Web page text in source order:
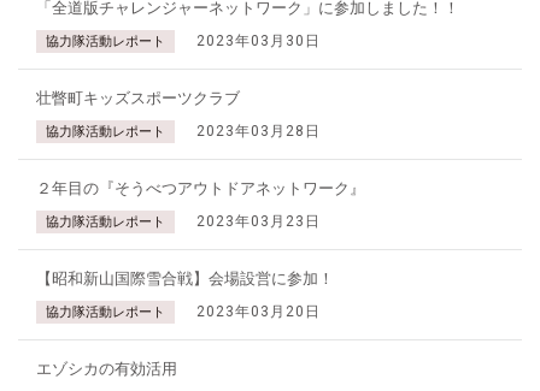
「全道版チャレンジャーネットワーク」に参加しました！！
協力隊活動レポート 2023年03月30日
壮瞥町キッズスポーツクラブ
協力隊活動レポート 2023年03月28日
２年目の『そうべつアウトドアネットワーク』
協力隊活動レポート 2023年03月23日
【昭和新山国際雪合戦】会場設営に参加！
協力隊活動レポート 2023年03月20日
エゾシカの有効活用